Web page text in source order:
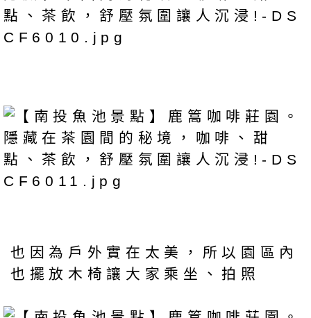
也因為戶外實在太美，所以園區內
也擺放木椅讓大家乘坐、拍照